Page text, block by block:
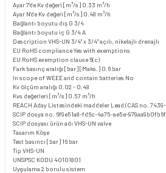
Ayar 7'de Kv değeri [m³/s] 0.33 m³/h
Ayar N'de Kv değeri [m³/s] 0.48 m³/h
Bağlantı boyutu dış G 3/4
Bağlantı boyutu iç G 3/4 A
Description VHS-UN 3/4" x 3/4" açılı, nikelajlı drenajlı
EU RoHS complianceYes with exemptions
EU RoHS exemption clause 6(c)
Fark basınç aralığı [bar] [Maks.] 0.6 bar
In scope of WEEE and contain batteries No
Kv ölçüm aralığı 0.02 - 0.48
Kvs değerleri [m³/s] 0.57 m³/h
REACH Aday Listesindeki maddeler Lead (CAS no.
SCIP dosya no. 6f9e51a8-fd6c-4a75-ae5e-979aa9b0fb6f
SCIP dosyası ürün adı VHS-UN valve
Tasarım Köşe
Test basıncı [bar] 16 bar
Tip VHS-UN
UNSPSC KODU 40101801
Uygulama 2 borulu sistem